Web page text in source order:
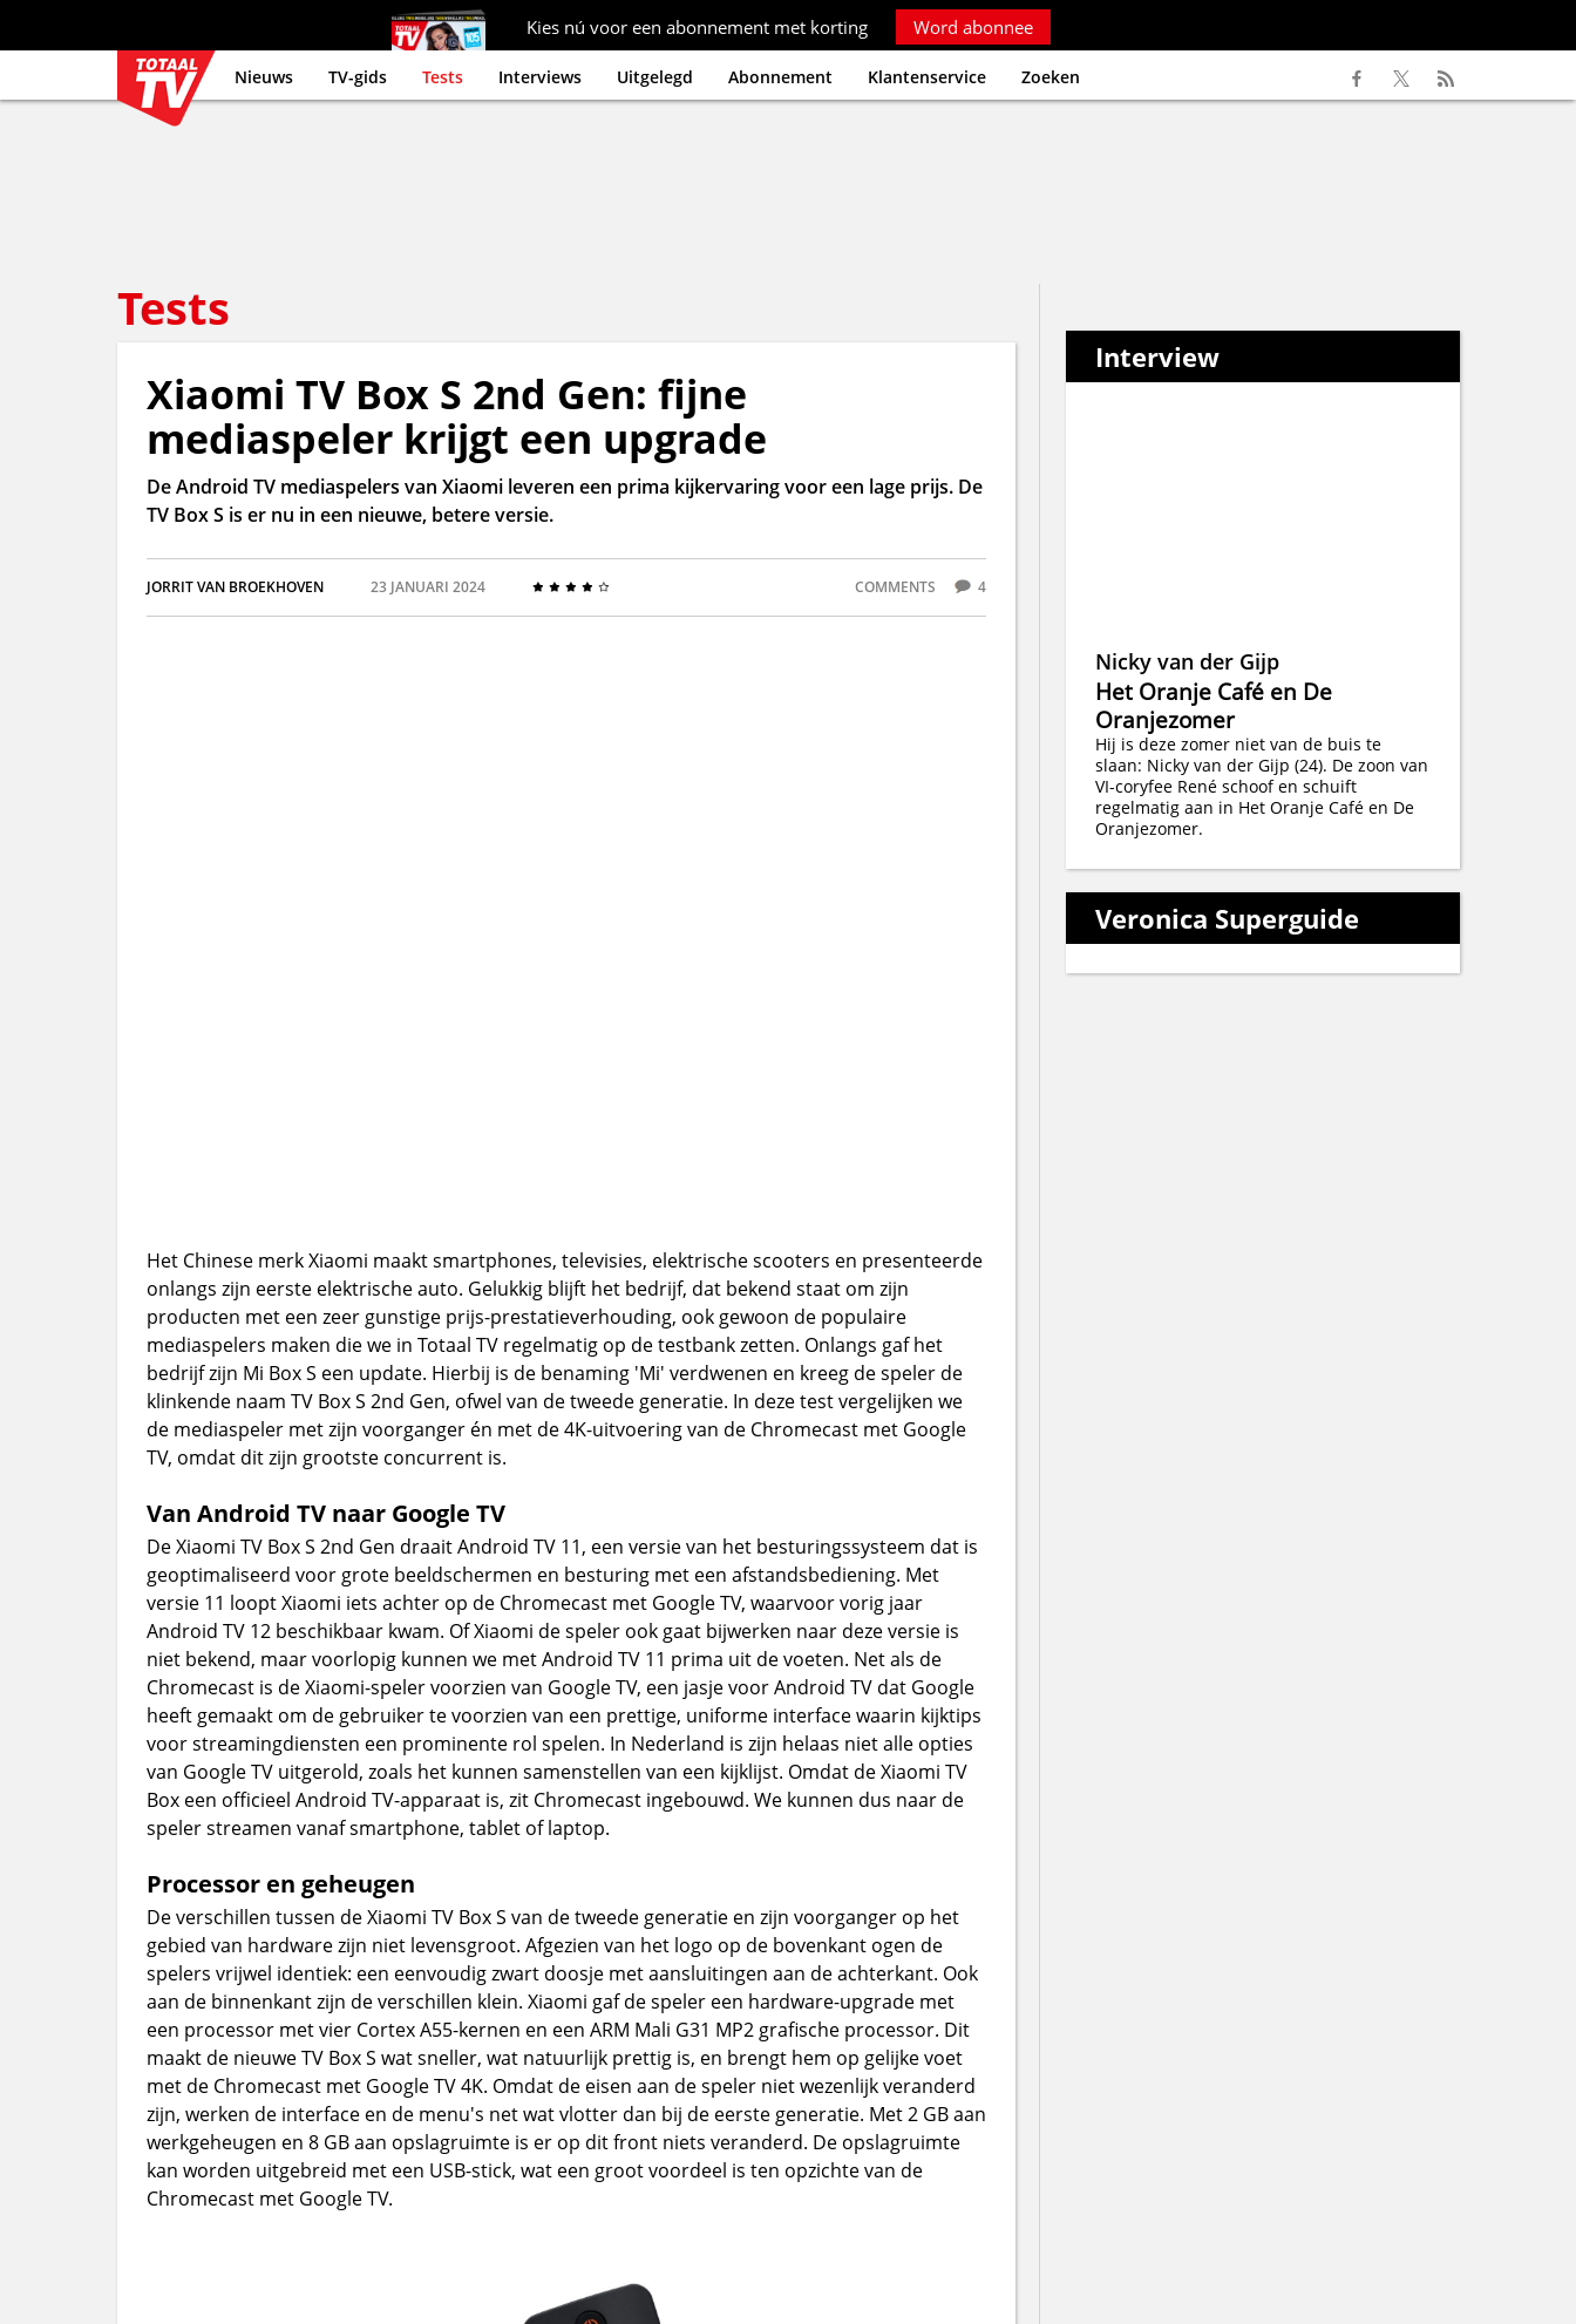
Kies nú voor een abonnement met korting Word abonnee
Nieuws TV-gids Tests Interviews Uitgelegd Abonnement Klantenservice Zoeken
Tests
Xiaomi TV Box S 2nd Gen: fijne
mediaspeler krijgt een upgrade
De Android TV mediaspelers van Xiaomi leveren een prima kijkervaring voor een lage prijs. De
TV Box S is er nu in een nieuwe, betere versie.
JORRIT VAN BROEKHOVEN 23 JANUARI 2024 COMMENTS 4
Het Chinese merk Xiaomi maakt smartphones, televisies, elektrische scooters en presenteerde
onlangs zijn eerste elektrische auto. Gelukkig blijft het bedrijf, dat bekend staat om zijn
producten met een zeer gunstige prijs-prestatieverhouding, ook gewoon de populaire
mediaspelers maken die we in Totaal TV regelmatig op de testbank zetten. Onlangs gaf het
bedrijf zijn Mi Box S een update. Hierbij is de benaming 'Mi' verdwenen en kreeg de speler de
klinkende naam TV Box S 2nd Gen, ofwel van de tweede generatie. In deze test vergelijken we
de mediaspeler met zijn voorganger én met de 4K-uitvoering van de Chromecast met Google
TV, omdat dit zijn grootste concurrent is.
Van Android TV naar Google TV
De Xiaomi TV Box S 2nd Gen draait Android TV 11, een versie van het besturingssysteem dat is
geoptimaliseerd voor grote beeldschermen en besturing met een afstandsbediening. Met
versie 11 loopt Xiaomi iets achter op de Chromecast met Google TV, waarvoor vorig jaar
Android TV 12 beschikbaar kwam. Of Xiaomi de speler ook gaat bijwerken naar deze versie is
niet bekend, maar voorlopig kunnen we met Android TV 11 prima uit de voeten. Net als de
Chromecast is de Xiaomi-speler voorzien van Google TV, een jasje voor Android TV dat Google
heeft gemaakt om de gebruiker te voorzien van een prettige, uniforme interface waarin kijktips
voor streamingdiensten een prominente rol spelen. In Nederland is zijn helaas niet alle opties
van Google TV uitgerold, zoals het kunnen samenstellen van een kijklijst. Omdat de Xiaomi TV
Box een officieel Android TV-apparaat is, zit Chromecast ingebouwd. We kunnen dus naar de
speler streamen vanaf smartphone, tablet of laptop.
Processor en geheugen
De verschillen tussen de Xiaomi TV Box S van de tweede generatie en zijn voorganger op het
gebied van hardware zijn niet levensgroot. Afgezien van het logo op de bovenkant ogen de
spelers vrijwel identiek: een eenvoudig zwart doosje met aansluitingen aan de achterkant. Ook
aan de binnenkant zijn de verschillen klein. Xiaomi gaf de speler een hardware-upgrade met
een processor met vier Cortex A55-kernen en een ARM Mali G31 MP2 grafische processor. Dit
maakt de nieuwe TV Box S wat sneller, wat natuurlijk prettig is, en brengt hem op gelijke voet
met de Chromecast met Google TV 4K. Omdat de eisen aan de speler niet wezenlijk veranderd
zijn, werken de interface en de menu's net wat vlotter dan bij de eerste generatie. Met 2 GB aan
werkgeheugen en 8 GB aan opslagruimte is er op dit front niets veranderd. De opslagruimte
kan worden uitgebreid met een USB-stick, wat een groot voordeel is ten opzichte van de
Chromecast met Google TV.
Interview
Nicky van der Gijp
Het Oranje Café en De
Oranjezomer
Hij is deze zomer niet van de buis te
slaan: Nicky van der Gijp (24). De zoon van
VI-coryfee René schoof en schuift
regelmatig aan in Het Oranje Café en De
Oranjezomer.
Veronica Superguide